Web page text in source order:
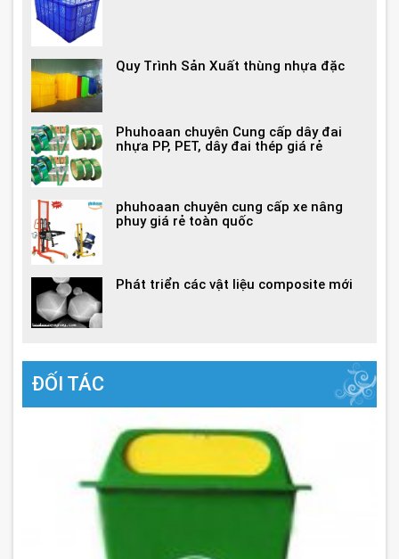
Quy Trình Sản Xuất thùng nhựa đặc
Phuhoaan chuyên Cung cấp dây đai
nhựa PP, PET, dây đai thép giá rẻ
phuhoaan chuyên cung cấp xe nâng
phuy giá rẻ toàn quốc
Phát triển các vật liệu composite mới
ĐỐI TÁC